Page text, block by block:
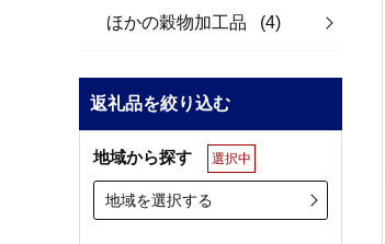
ほかの穀物加工品 (4)
返礼品を絞り込む
地域から探す 選択中
地域を選択する